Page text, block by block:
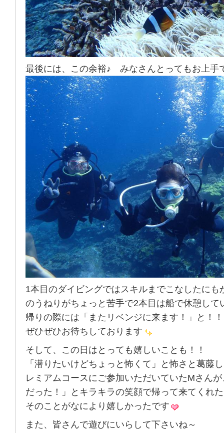
最後には、この余裕♪ みなさんとってもお上手
1本目のダイビングではスキルまでこなしたにも
のうねりがちょっと苦手で2本目は船で休憩して
帰りの際には「またリベンジに来ます！」と！！
ぜひぜひお待ちしております
そして、この日はとっても嬉しいことも！！
「潜りたいけどちょっと怖くて」と怖さと葛藤
レミアムコースにご参加いただいていたMさん
だった！」とキラキラの笑顔で帰って来てくれ
そのことがなにより嬉しかったです
また、皆さんで遊びにいらして下さいね～